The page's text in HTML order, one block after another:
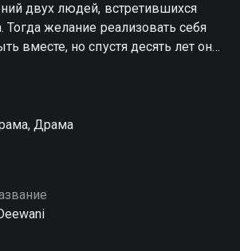
двух людей, встретившихся
Тогда желание реализовать себя
вместе, но спустя десять лет они
уже с багажом реализованных и
Драма